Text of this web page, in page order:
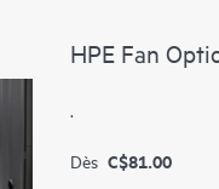
HPE Fan
.
Dès C$81.00